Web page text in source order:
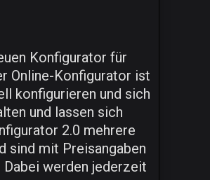
Konfigurator für
Online-Konfigurator ist
konfigurieren und sich
und lassen sich
2.0 mehrere
sind mit Preisangaben
werden jederzeit